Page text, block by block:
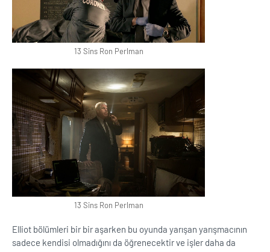
13 Sins Ron Perlman
13 Sins Ron Perlman
Elliot bölümleri bir bir aşarken bu oyunda yarışan yarışmacının
sadece kendisi olmadığını da öğrenecektir ve işler daha da